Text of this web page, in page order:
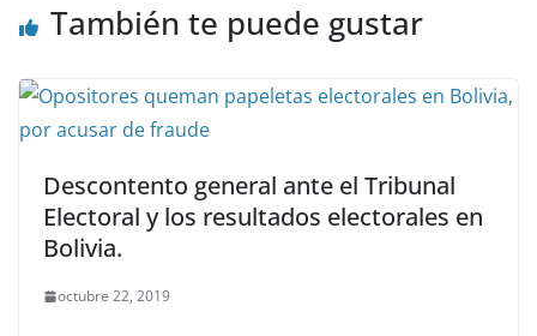
También te puede gustar
Descontento general ante el Tribunal
Electoral y los resultados electorales en
Bolivia.
octubre 22, 2019